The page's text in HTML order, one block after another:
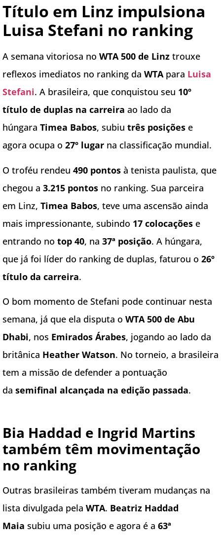
Título em Linz impulsiona
Luisa Stefani no ranking
A semana vitoriosa no WTA 500 de Linz trouxe
reflexos imediatos no ranking da WTApara Luisa
Stefani. A brasileira, que conquistou seu 10º
título de duplas na carreira ao lado da
húngara Timea Babos, subiu três posições e
agora ocupa o 27º lugar na classificação mundial.
O troféu rendeu 490 pontos à tenista paulista, que
chegou a 3.215 pontos no ranking. Sua parceira
em Linz, Timea Babos, teve uma ascensão ainda
mais impressionante, subindo 17 colocações e
entrando no top 40, na 37ª posição. A húngara,
que já foi líder do ranking de duplas, faturou o 26º
título da carreira.
O bom momento de Stefani pode continuar nesta
semana, já que ela disputa o WTA 500 de Abu
Dhabi, nos Emirados Árabes, jogando ao lado da
britânica Heather Watson. No torneio, a brasileira
tem a missão de defender a pontuação
da semifinal alcançada na edição passada.
Bia Haddad e Ingrid Martins
também têm movimentação
no ranking
Outras brasileiras também tiveram mudanças na
lista divulgada pela WTA. Beatriz Haddad
Maia subiu uma posição e agora é a 63ª